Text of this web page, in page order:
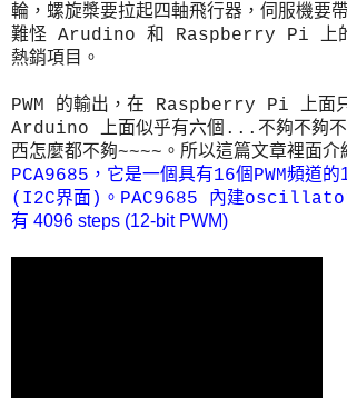
輪，螺旋槳要拉起四軸飛行器，伺服機
難怪 Arudino 和 Raspberry Pi 上的
熱銷項目。
PWM 的輸出，在 Raspberry Pi 上面只
Arduino 上面似乎有六個...不夠不夠不
西怎麼都不夠~~~~。所以這篇文章裡面介
PCA9685，它是一個具有16個PWM頻道的
(I2C界面)。PAC9685 內建
有 4096 steps (12-bit PWM)